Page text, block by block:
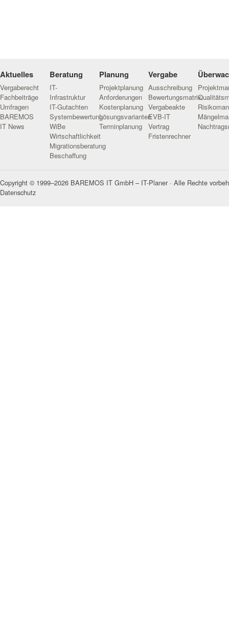
Aktuelles
Vergaberecht
Fachbeiträge
Umfragen
BAREMOS
IT News
Beratung
IT-
Infrastruktur
IT-Gutachten
Systembewertung
WiBe
Wirtschaftlichkeit
Migrationsberatung
Beschaffung
Planung
Projektplanung
Anforderungen
Kostenplanung
Lösungsvarianten
Terminplanung
Vergabe
Ausschreibung
Bewertungsmatrix
Vergabeakte
EVB-IT
Vertrag
Fristenrechner
Copyright © 1999–2026 BAREMOS IT GmbH – IT-Planer · Alle Rechte
Datenschutz